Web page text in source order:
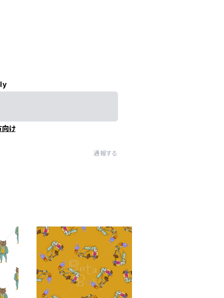
向け
通報する